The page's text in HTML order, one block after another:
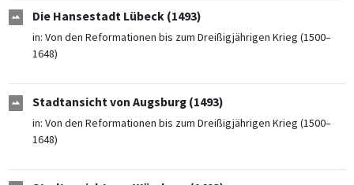
Die Hansestadt Lübeck (1493)
in: Von den Reformationen bis zum Dreißigjährigen Krieg (1500–
1648)
Stadtansicht von Augsburg (1493)
in: Von den Reformationen bis zum Dreißigjährigen Krieg (1500–
1648)